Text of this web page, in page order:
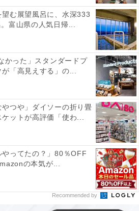
ばんどうのゆ」の口コミは？
どうのゆ」には以下のような口
す。
にかく素晴らしく、昼間は雄大
く街の夜景を露天風呂から眺め
クスタイムを過ごせます。
ュ＆サーマルスパ』が最高で、
む展望風呂に、水深333
富山県の人気日帰...
かった」スタンダードプ
「高見えする」の...
やつや」ダイソーの折り畳
ットが高評価「使わ...
やってたの？」80％OFF
の本気が...
Recommended by